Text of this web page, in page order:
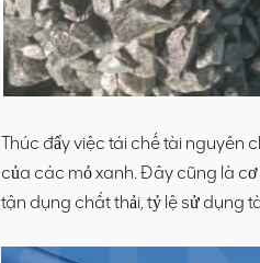
Thúc đẩy việc tái chế tài nguyên
của các mỏ xanh. Đây cũng là
tận dụng chất thải, tỷ lệ sử dụng